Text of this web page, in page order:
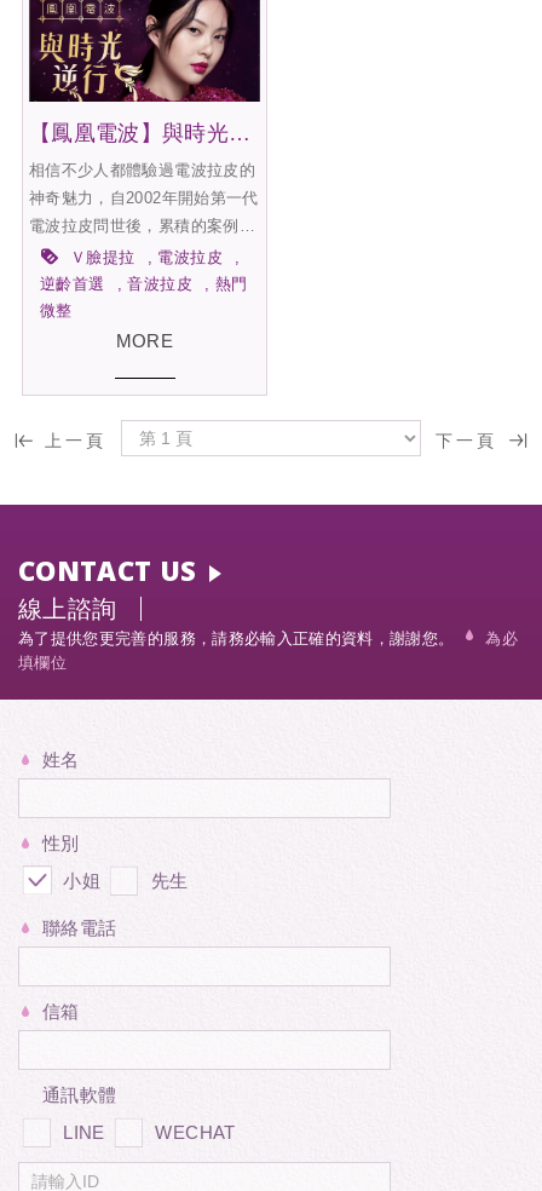
【鳳凰電波】與時光逆行 逆齡奇蹟
相信不少人都體驗過電波拉皮的
神奇魅力，自2002年開始第一代
電波拉皮問世後，累積的案例與
成效，經過科技與系統不斷的演
進優化，新一代新增了AI能量優
化技術，使得治療上更快速
Fast、更精準ALgorithm、經驗
更加提升！
Ｖ臉提拉
電波拉皮
逆齡首選
音波拉皮
熱門
微整
MORE
上一頁 下一頁
CONTACT US
線上諮詢
為了提供您更完善的服務，請務必輸入正確的資料，謝謝您。
為必
填欄位
姓名
性別
小姐
先生
聯絡電話
信箱
通訊軟體
LINE
WECHAT